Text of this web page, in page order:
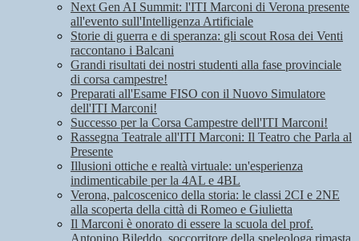
Next Gen AI Summit: l'ITI Marconi di Verona presente
all'evento sull'Intelligenza Artificiale
Storie di guerra e di speranza: gli scout Rosa dei Venti
raccontano i Balcani
Grandi risultati dei nostri studenti alla fase provinciale
di corsa campestre!
Preparati all'Esame FISO con il Nuovo Simulatore
dell'ITI Marconi!
Successo per la Corsa Campestre dell'ITI Marconi!
Rassegna Teatrale all'ITI Marconi: Il Teatro che Parla al
Presente
Illusioni ottiche e realtà virtuale: un'esperienza
indimenticabile per la 4AL e 4BL
Verona, palcoscenico della storia: le classi 2CI e 2NE
alla scoperta della città di Romeo e Giulietta
Il Marconi è onorato di essere la scuola del prof.